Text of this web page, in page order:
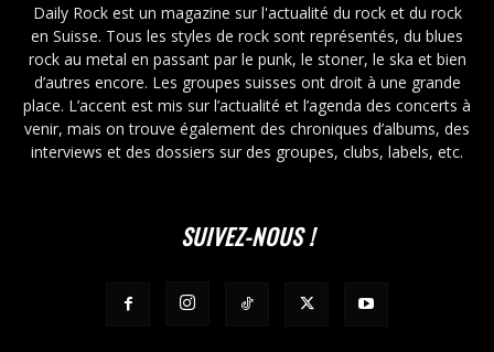
Daily Rock est un magazine sur l'actualité du rock et du rock
en Suisse. Tous les styles de rock sont représentés, du blues
rock au metal en passant par le punk, le stoner, le ska et bien
d’autres encore. Les groupes suisses ont droit à une grande
place. L’accent est mis sur l’actualité et l’agenda des concerts à
venir, mais on trouve également des chroniques d’albums, des
interviews et des dossiers sur des groupes, clubs, labels, etc.
SUIVEZ-NOUS !